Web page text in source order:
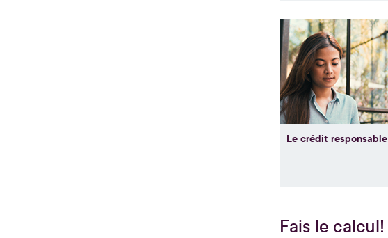
Le crédit responsable
Fais le calcul!